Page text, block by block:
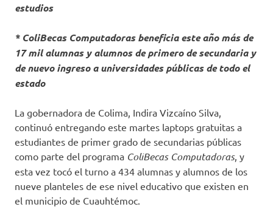
estudios
* ColiBecas Computadoras beneficia este año más de
17 mil alumnas y alumnos de primero de secundaria y
de nuevo ingreso a universidades públicas de todo el
estado
La gobernadora de Colima, Indira Vizcaíno Silva,
continuó entregando este martes laptops gratuitas a
estudiantes de primer grado de secundarias públicas
como parte del programa ColiBecas Computadoras, y
esta vez tocó el turno a 434 alumnas y alumnos de los
nueve planteles de ese nivel educativo que existen en
el municipio de Cuauhtémoc.